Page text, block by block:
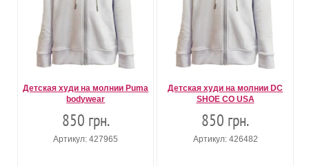
Детская худи на молнии Puma
bodywear
850 грн.
Артикул: 427965
Детская худи на молнии DC
SHOE CO USA
850 грн.
Артикул: 426482